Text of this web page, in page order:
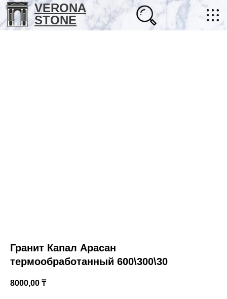
VERONA
STONE
Гранит Капал Арасан
термообработанный 600\300\30
8000,00 ₸